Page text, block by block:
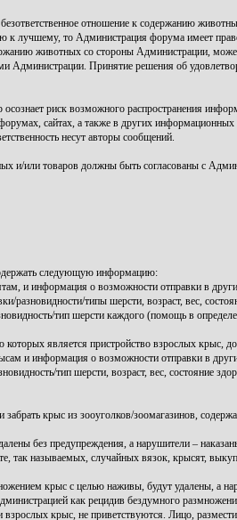
отношение к содержанию
к лучшему, то Администрация форума имеет
животных со стороны Администрации,
Принятие решения об
риск возможного распространения
сайтах, а также в других информационных
несут авторы сообщений.
или товаров должны быть согласованы с
следующую информацию:
и информация о возможности отправки в
типы шерсти, возраст, вес,
тип шерсти каждого (помощь в
является пристройство взрослых крыс,
и информация о возможности отправки в
тип шерсти, возраст, вес, состояние
крыс из зооуголков/зоомагазинов,
без предупреждения, а нарушители –
так называемых, случайных вязок, крысят,
крыс с целью наживы, будут удалены, а
как рецидив бездумного
крыс, не приветствуются. Лицо,